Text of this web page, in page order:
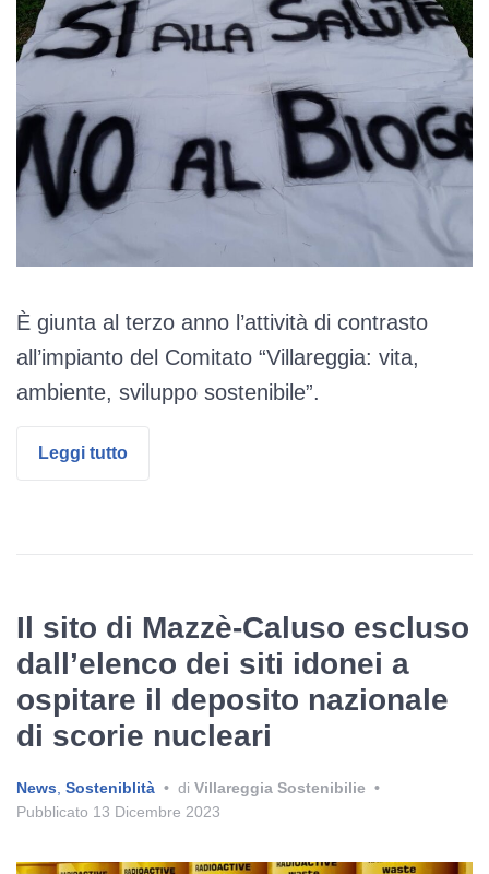
È giunta al terzo anno l’attività di contrasto
all’impianto del Comitato “Villareggia: vita,
ambiente, sviluppo sostenibile”.
Leggi tutto
Il sito di Mazzè-Caluso escluso
dall’elenco dei siti idonei a
ospitare il deposito nazionale
di scorie nucleari
News Sosteniblità • di Villareggia Sostenibilie •
Pubblicato 13 Dicembre 2023